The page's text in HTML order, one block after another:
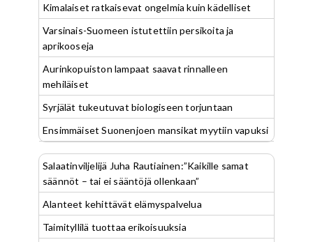
Kimalaiset ratkaisevat ongelmia kuin kädelliset
Varsinais-Suomeen istutettiin persikoita ja
aprikooseja
Aurinkopuiston lampaat saavat rinnalleen
mehiläiset
Syrjälät tukeutuvat biologiseen torjuntaan
Ensimmäiset Suonenjoen mansikat myytiin vapuksi
Salaatinviljelijä Juha Rautiainen:”Kaikille samat
säännöt – tai ei sääntöjä ollenkaan”
Alanteet kehittävät elämyspalvelua
Taimityllilä tuottaa erikoisuuksia